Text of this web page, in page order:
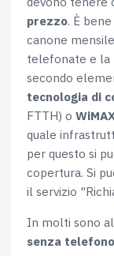
prezzo. È
canone
telefonate e la
secondo
tecnologia di
FTTH) o
quale
per questo si
copertura. Si
il servizio
In molti sono
senza telefono